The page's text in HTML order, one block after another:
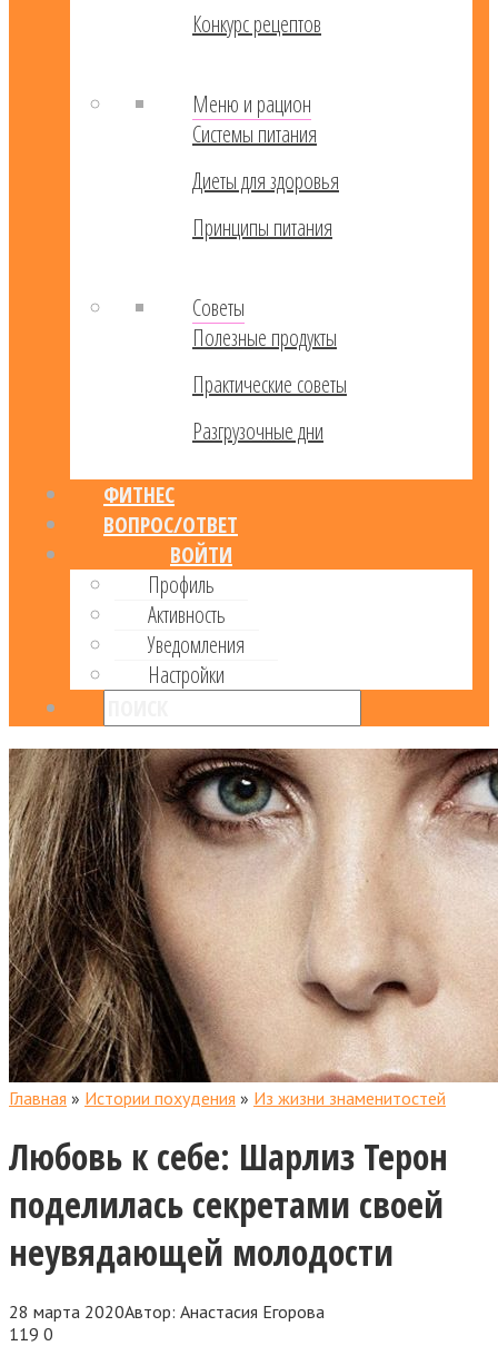
Конкурс рецептов
Меню и рацион
Системы питания
Диеты для здоровья
Принципы питания
Советы
Полезные продукты
Практические советы
Разгрузочные дни
ФИТНЕС
ВОПРОС/ОТВЕТ
ВОЙТИ
Профиль
Активность
Уведомления
Настройки
Главная » Истории похудения » Из жизни знаменитостей
Любовь к себе: Шарлиз Терон
поделилась секретами своей
неувядающей молодости
28 марта 2020Автор: Анастасия Егорова
119 0